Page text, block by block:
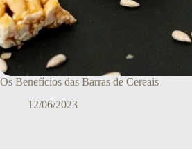
Os Benefícios das Barras de Cereais
12/06/2023